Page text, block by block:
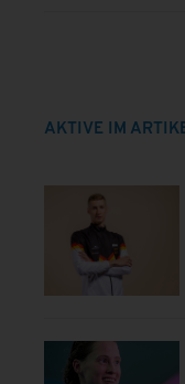
AKTIVE IM